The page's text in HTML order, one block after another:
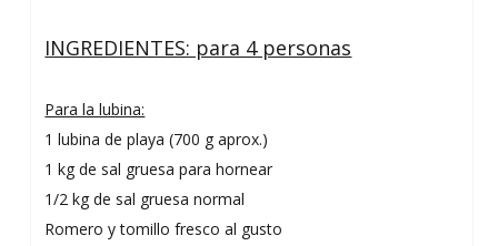
INGREDIENTES: para 4 personas
Para la lubina:
1 lubina de playa (700 g aprox.)
1 kg de sal gruesa para hornear
1/2 kg de sal gruesa normal
Romero y tomillo fresco al gusto